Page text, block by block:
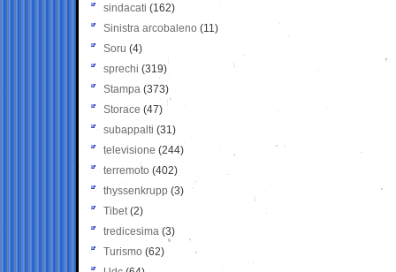
sindacati (162)
Sinistra arcobaleno (11)
Soru (4)
sprechi (319)
Stampa (373)
Storace (47)
subappalti (31)
televisione(244)
terremoto (402)
thyssenkrupp (3)
Tibet(2)
tredicesima (3)
Turismo (62)